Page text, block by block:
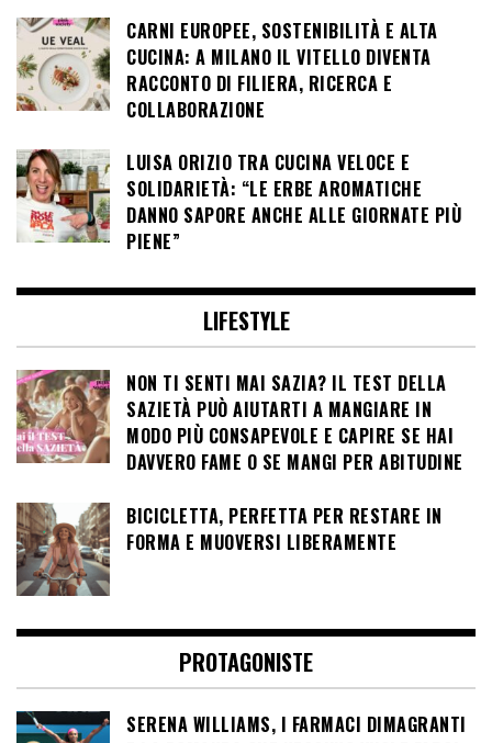
CARNI EUROPEE, SOSTENIBILITÀ E ALTA
CUCINA: A MILANO IL VITELLO DIVENTA
RACCONTO DI FILIERA, RICERCA E
COLLABORAZIONE
LUISA ORIZIO TRA CUCINA VELOCE E
SOLIDARIETÀ: “LE ERBE AROMATICHE
DANNO SAPORE ANCHE ALLE GIORNATE PIÙ
PIENE”
LIFESTYLE
NON TI SENTI MAI SAZIA? IL TEST DELLA
SAZIETÀ PUÒ AIUTARTI A MANGIARE IN
MODO PIÙ CONSAPEVOLE E CAPIRE SE HAI
DAVVERO FAME O SE MANGI PER ABITUDINE
BICICLETTA, PERFETTA PER RESTARE IN
FORMA E MUOVERSI LIBERAMENTE
PROTAGONISTE
SERENA WILLIAMS, I FARMACI DIMAGRANTI